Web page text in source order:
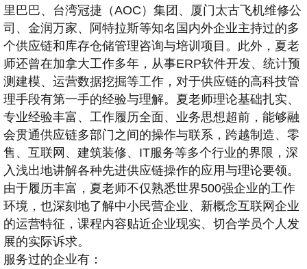
里巴巴、台湾冠捷（AOC）集团、厦门太古飞机维修公
司、金润万家、阿特拉斯等知名国内外企业主持过的多
个供应链和库存仓储管理咨询与培训项目。此外，夏老
师还曾在加拿大工作多年，从事ERP软件开发、统计预
测建模、运营数据挖掘等工作，对于供应链的高科技管
理手段有第一手的经验与理解。夏老师理论基础扎实、
专业经验丰富、工作履历全面、业务思想超前，能够融
会贯通供应链多部门之间的操作与联系，跨越制造、零
售、互联网、建筑装修、IT服务等多个行业的界限，深
入浅出地讲解各种先进供应链操作的应用与理论要领。
由于履历丰富，夏老师不仅熟悉世界500强企业的工作
环境，也深刻地了解中小民营企业、新概念互联网企业
的运营特征，课程内容贴近企业现实、切合学员个人发
展的实际诉求。
服务过的企业有：